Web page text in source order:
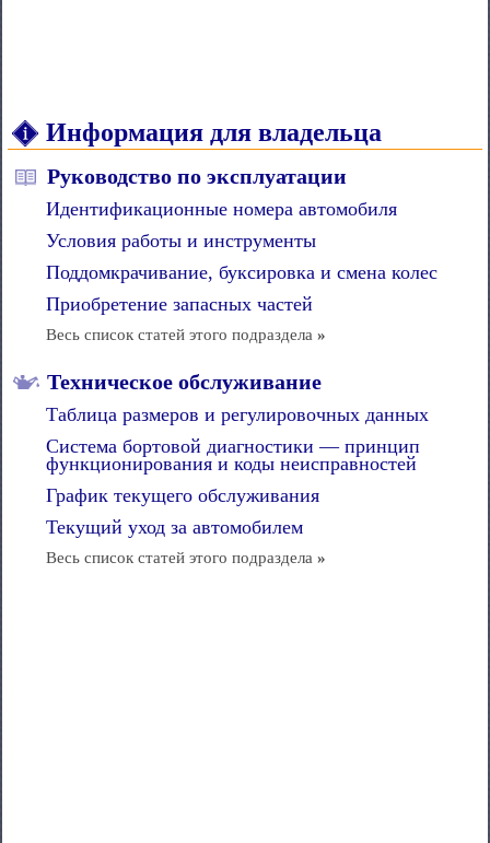
Информация для владельца
Руководство по эксплуатации
Идентификационные номера автомобиля
Условия работы и инструменты
Поддомкрачивание, буксировка и смена колес
Приобретение запасных частей
Весь список статей этого подраздела »
Техническое обслуживание
Таблица размеров и регулировочных данных
Система бортовой диагностики — принцип
функционирования и коды неисправностей
График текущего обслуживания
Текущий уход за автомобилем
Весь список статей этого подраздела »